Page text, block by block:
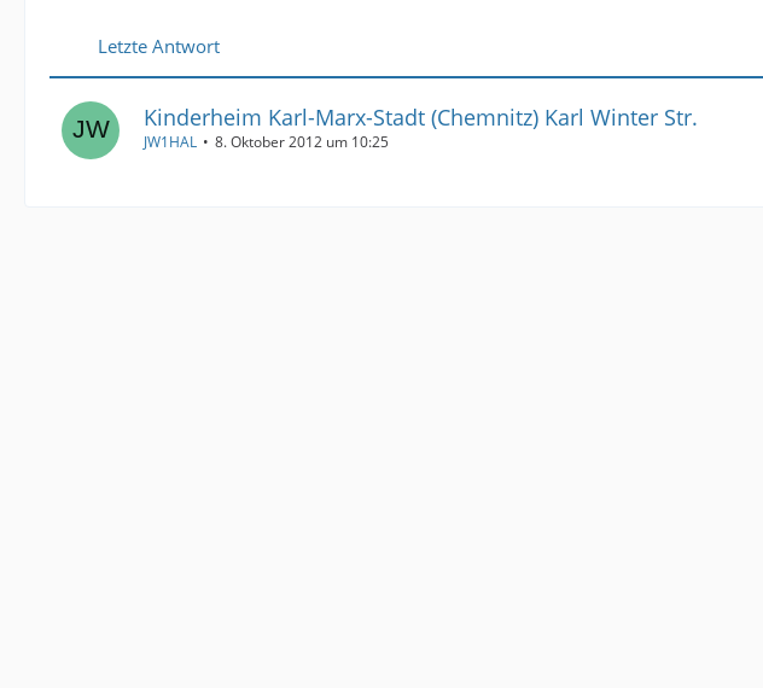
Letzte Antwort
Kinderheim Karl-Marx-Stadt (Chemnitz) Karl Winter Str.
JW1HAL 8. Oktober 2012 um 10:25